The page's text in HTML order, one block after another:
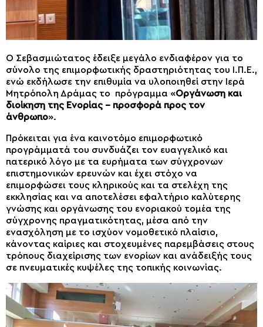
Ο Σεβασμιώτατος έδειξε μεγάλο ενδιαφέρον για το
σύνολο της επιμορφωτικής δραστηριότητας του Ι.Π.Ε.,
ενώ εκδήλωσε την επιθυμία να υλοποιηθεί στην Ιερά
Μητρόπολη Δράμας το πρόγραμμα «Οργάνωση και
διοίκηση της Ενορίας – προσφορά προς τον
άνθρωπο».
Πρόκειται για ένα καινοτόμο επιμορφωτικό
προγράμματά του συνδυάζει τον ευαγγελικό και
πατερικό λόγο με τα ευρήματα των σύγχρονων
επιστημονικών ερευνών και έχει στόχο να
επιμορφώσει τους κληρικούς και τα στελέχη της
εκκλησίας και να αποτελέσει εφαλτήριο καλύτερης
γνώσης και οργάνωσης του ενοριακού τομέα της
σύγχρονης πραγματικότητας, μέσα από την
ενασχόληση με το ισχύον νομοθετικό πλαίσιο,
κάνοντας καίριες και στοχευμένες παρεμβάσεις στους
τρόπους διαχείρισης των ενορίων και ανάδειξής τους
σε πνευματικές κυψέλες της τοπικής κοινωνίας.